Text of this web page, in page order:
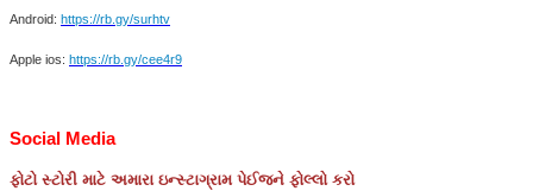
Android: https://rb.gy/surhtv
Apple ios: https://rb.gy/cee4r9
Social Media
ફોટો સ્ટોરી માટે અમારા ઇન્સ્ટાગ્રામ પેઈજને ફોલ્લો કરો